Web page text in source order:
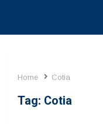
Home Cotia
Tag: Cotia